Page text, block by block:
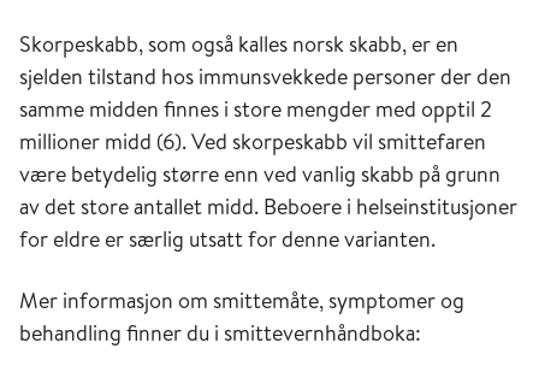
Skorpeskabb, som også kalles norsk skabb, er en
sjelden tilstand hos immunsvekkede personer der den
samme midden finnes i store mengder med opptil 2
millioner midd (6). Ved skorpeskabb vil smittefaren
være betydelig større enn ved vanlig skabb på grunn
av det store antallet midd. Beboere i helseinstitusjoner
for eldre er særlig utsatt for denne varianten.
Mer informasjon om smittemåte, symptomer og
behandling finner du i smittevernhåndboka: